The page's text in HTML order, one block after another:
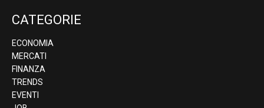
CATEGORIE
ECONOMIA
MERCATI
FINANZA
TRENDS
EVENTI